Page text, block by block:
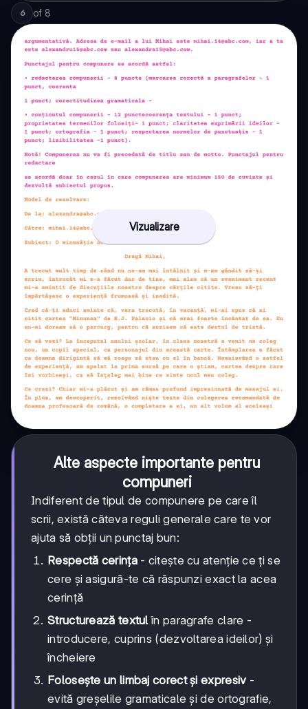
6 of 8
Vizualizare
Alte aspecte importante pentru
compuneri
Indiferent de tipul de compunere pe care îl
scrii, există câteva reguli generale care te vor
ajuta să obții un punctaj bun:
Respectă cerința- citește cu atenție ce ți se
cere și asigură-te că răspunzi exact la acea
cerință
Structurează textul în paragrafe clare -
introducere, cuprins (dezvoltarea ideilor) și
încheiere
Folosește un limbaj corect și expresiv-
evită greșelile gramaticale și de ortografie,